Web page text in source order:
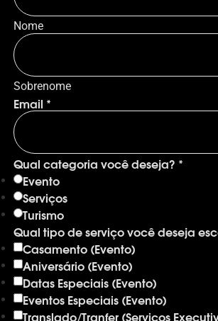
Nome
Sobrenome
Email *
Qual categoria você deseja? *
Evento
Serviços
Turismo
Qual tipo de serviço você deseja
Casamento (Evento)
Aniversário (Evento)
Datas Especiais (Evento)
Eventos Especiais (Evento)
Translado/Tranfer (Serviços